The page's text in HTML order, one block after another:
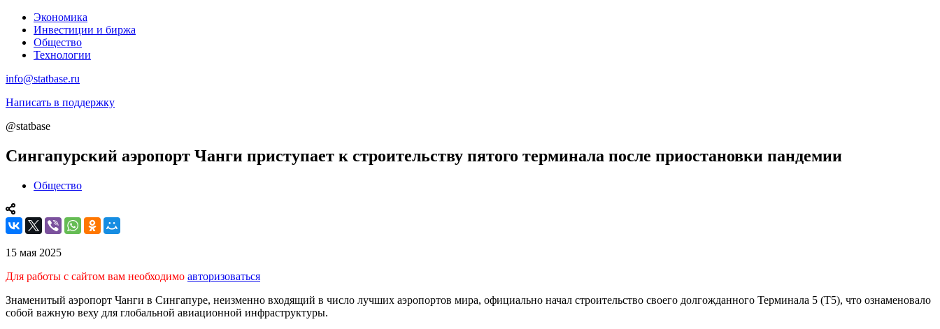
Экономика
Инвестиции и биржа
Общество
Технологии
info@statbase.ru
Написать в поддержку
@statbase
Сингапурский аэропорт Чанги приступает к строительству пятого терминала после приостановки пандемии
Общество
15 мая 2025
Для работы с сайтом вам необходимо авторизоваться
Знаменитый аэропорт Чанги в Сингапуре, неизменно входящий в число лучших аэропортов мира, официально начал строительство своего долгожданного Терминала 5 (Т5), что ознаменовало
собой важную веху для глобальной авиационной инфраструктуры.